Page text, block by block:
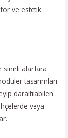
ve estetik
alanlara
tasarımları
daraltılabilen
veya